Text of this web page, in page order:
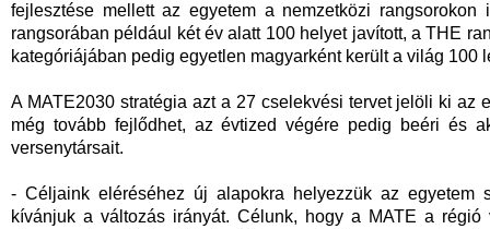
fejlesztése mellett az egyetem a nemzetközi
rangsorában például két év alatt 100 helyet javított, a THE
kategóriájában pedig egyetlen magyarként került a világ 100
A MATE2030 stratégia azt a 27 cselekvési tervet jelöli ki az
még tovább fejlődhet, az évtized végére pedig beéri és
versenytársait.
- Céljaink eléréséhez új alapokra helyezzük az egyetem
kívánjuk a változás irányát. Célunk, hogy a MATE a régió